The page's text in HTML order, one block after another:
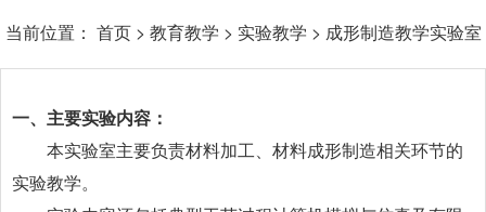
当前位置： 首页> 教育教学 > 实验教学 > 成形制造教学实验室
一、主要实验内容：
本实验室主要负责材料加工、材料成形制造相关环节的
实验教学。